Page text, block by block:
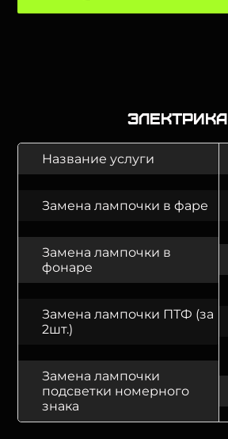
Электрика
Название услуги
Замена лампочки в фаре
Замена лампочки в
фонаре
Замена лампочки ПТФ (за
2шт.)
Замена лампочки
подсветки номерного
знака